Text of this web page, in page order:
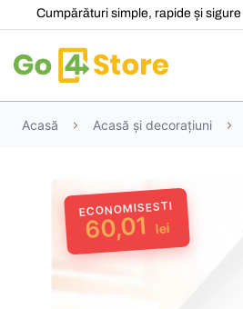
Cumpărături simple, rapide și
Acasă Acasă și decorațiuni
ECONOMISESTI
60,01 lei